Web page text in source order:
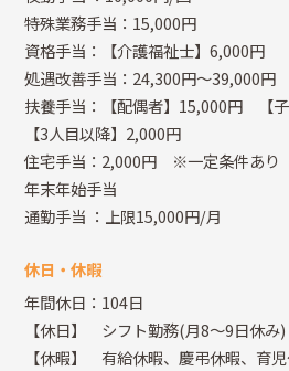
特殊業務手当：15,000円
資格手当：【介護福祉士】6,000円
処遇改善手当：24,300円～39,000円
扶養手当：【配偶者】15,000円 【
【3人目以降】2,000円
住宅手当：2,000円 ※一定条件あり
年末年始手当
通勤手当 ：上限15,000円/月
休日・休暇
年間休日：104日
【休日】 シフト勤務(月8～9日休み)
【休暇】 有給休暇、慶弔休暇、育